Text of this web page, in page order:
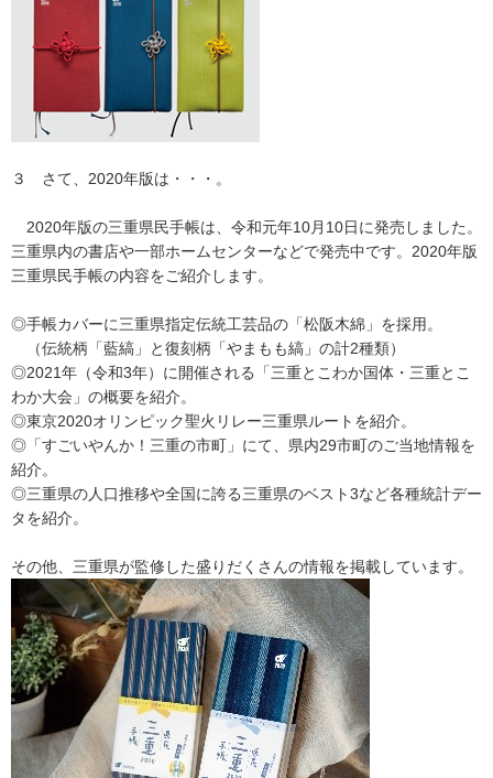
３ さて、2020年版は・・・。
2020年版の三重県民手帳は、令和元年10月10日に発売しました。
三重県内の書店や一部ホームセンターなどで発売中です。2020年版
三重県民手帳の内容をご紹介します。
◎手帳カバーに三重県指定伝統工芸品の「松阪木綿」を採用。
（伝統柄「藍縞」と復刻柄「やまもも縞」の計2種類）
◎2021年（令和3年）に開催される「三重とこわか国体・三重とこ
わか大会」の概要を紹介。
◎東京2020オリンピック聖火リレー三重県ルートを紹介。
◎「すごいやんか！三重の市町」にて、県内29市町のご当地情報を
紹介。
◎三重県の人口推移や全国に誇る三重県のベスト3など各種統計デー
タを紹介。
その他、三重県が監修した盛りだくさんの情報を掲載しています。